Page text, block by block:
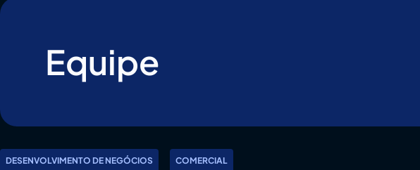
Equipe
DESENVOLVIMENTO DE NEGÓCIOS COMERCIAL